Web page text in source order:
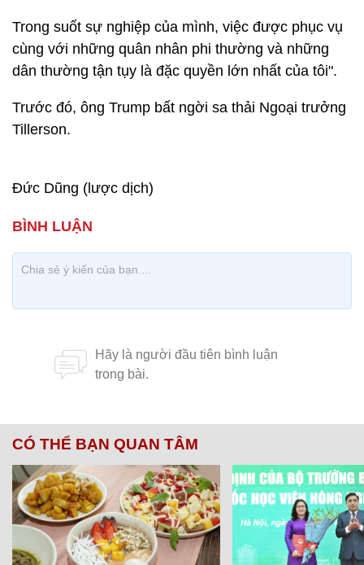
Trong suốt sự nghiệp của mình, việc được phục vụ
cùng với những quân nhân phi thường và những
dân thường tận tụy là đặc quyền lớn nhất của tôi".
Trước đó, ông Trump bất ngời sa thải Ngoại trưởng
Tillerson.
Đức Dũng (lược dịch)
CÓ THỂ BẠN QUAN TÂM